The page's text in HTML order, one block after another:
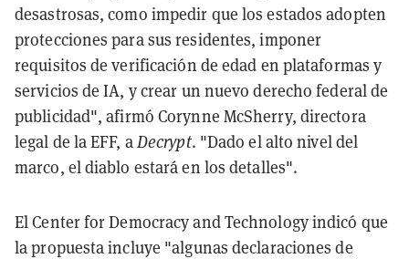
desastrosas, como impedir que los estados adopten
protecciones para sus residentes, imponer
requisitos de verificación de edad en plataformas y
servicios de IA, y crear un nuevo derecho federal de
publicidad", afirmó Corynne McSherry, directora
legal de la EFF, aDecrypt. "Dado el alto nivel del
marco, el diablo estará en los detalles".
El Center for Democracy and Technology indicó que
la propuesta incluye "algunas declaraciones de